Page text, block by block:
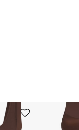
Ürünü istek listesine ekle veya listeden çıkar